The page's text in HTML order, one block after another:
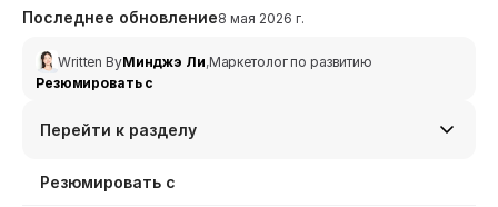
Последнее обновление8 мая 2026 г.
Written ByМинджэ Ли,Маркетолог по развитию
Резюмировать с
Перейти к разделу
Резюмировать с